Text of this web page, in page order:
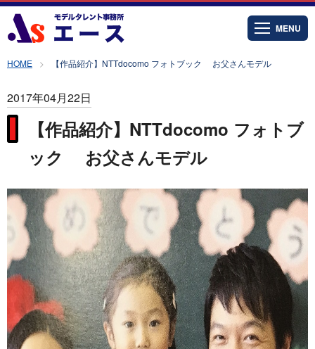
MENU
HOME 【作品紹介】NTTdocomo フォトブック お父さんモデル
2017年04月22日
【作品紹介】NTTdocomo フォトブ
ック お父さんモデル